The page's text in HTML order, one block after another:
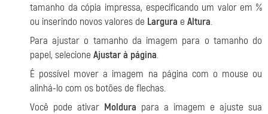
tamanho da cópia impressa, especificando um valor em %
ou inserindo novos valores de Largura e Altura.
Para ajustar o tamanho da imagem para o tamanho do
papel, selecione Ajustar à página.
É possível mover a imagem na página com o mouse ou
alinhá-lo com os botões de flechas.
Você pode ativar Moldura para a imagem e ajuste sua